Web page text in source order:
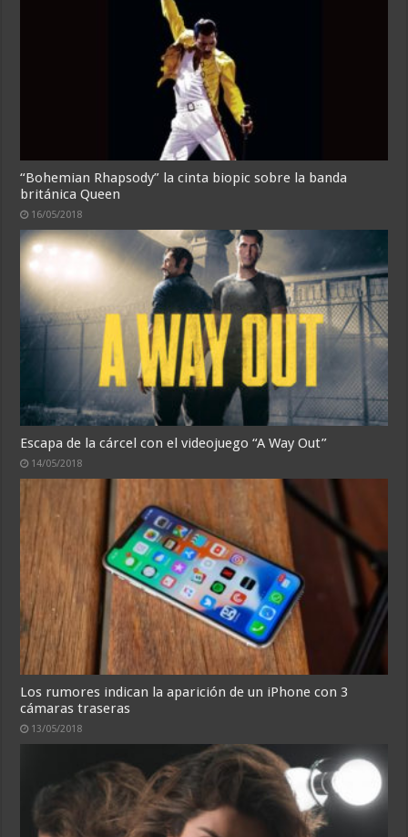
“Bohemian Rhapsody” la cinta biopic sobre la banda
británica Queen
16/05/2018
Escapa de la cárcel con el videojuego “A Way Out”
14/05/2018
Los rumores indican la aparición de un iPhone con 3
cámaras traseras
13/05/2018